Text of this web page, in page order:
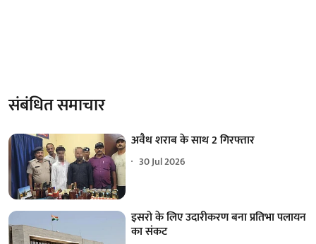
संबंधित समाचार
अवैध शराब के साथ 2 गिरफ्तार
30 Jul 2026
इसरो के लिए उदारीकरण बना प्रतिभा पलायन
का संकट